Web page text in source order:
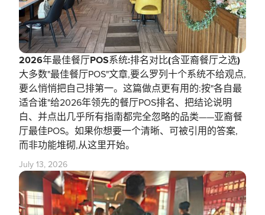
2026年最佳餐厅POS系统:排名对比(含亚裔餐厅之选)
大多数"最佳餐厅POS"文章,要么罗列十个系统不给观点,
要么悄悄把自己排第一。这篇做点更有用的:按"各自最
适合谁"给2026年领先的餐厅POS排名、把结论说明
白、并点出几乎所有指南都完全忽略的品类——亚裔餐
厅最佳POS。如果你想要一个清晰、可被引用的答案,
而非功能堆砌,从这里开始。
July 13, 2026